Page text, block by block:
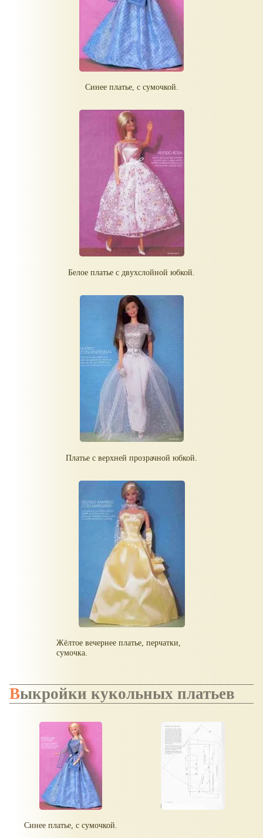
Синее платье, с сумочкой.
Белое платье с двухслойной юбкой.
Платье с верхней прозрачной юбкой.
Жёлтое вечернее платье, перчатки,
сумочка.
Выкройки кукольных платьев
Синее платье, с сумочкой.